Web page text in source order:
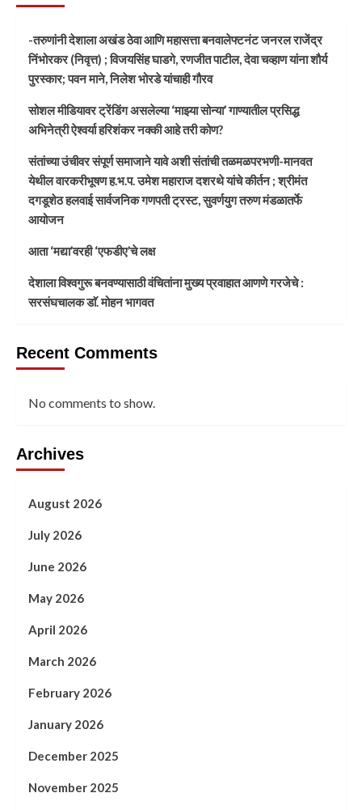
-तरुणांनी देशाला अखंड ठेवा आणि महासत्ता बनवालेफ्टनंट जनरल राजेंद्र
निंभोरकर (निवृत्त) ; विजयसिंह घाडगे, रणजीत पाटील, देवा चव्हाण यांना शौर्य
पुरस्कार; पवन माने, निलेश भोरडे यांचाही गौरव
सोशल मीडियावर ट्रेंडिंग असलेल्या ‘माझ्या सोन्या’ गाण्यातील प्रसिद्ध
अभिनेत्री ऐश्वर्या हरिशंकर नक्की आहे तरी कोण?
संतांच्या उंचीवर संपूर्ण समाजाने यावे अशी संतांची तळमळपरभणी-मानवत
येथील वारकरीभूषण ह.भ.प. उमेश महाराज दशरथे यांचे कीर्तन ; श्रीमंत
दगडूशेठ हलवाई सार्वजनिक गणपती ट्रस्ट, सुवर्णयुग तरुण मंडळातर्फे
आयोजन
आता ‘मद्या’वरही ‘एफडीए’चे लक्ष
देशाला विश्वगुरू बनवण्यासाठी वंचितांना मुख्य प्रवाहात आणणे गरजेचे :
सरसंघचालक डाॅ. मोहन भागवत
Recent Comments
No comments to show.
Archives
August 2026
July 2026
June 2026
May 2026
April 2026
March 2026
February 2026
January 2026
December 2025
November 2025